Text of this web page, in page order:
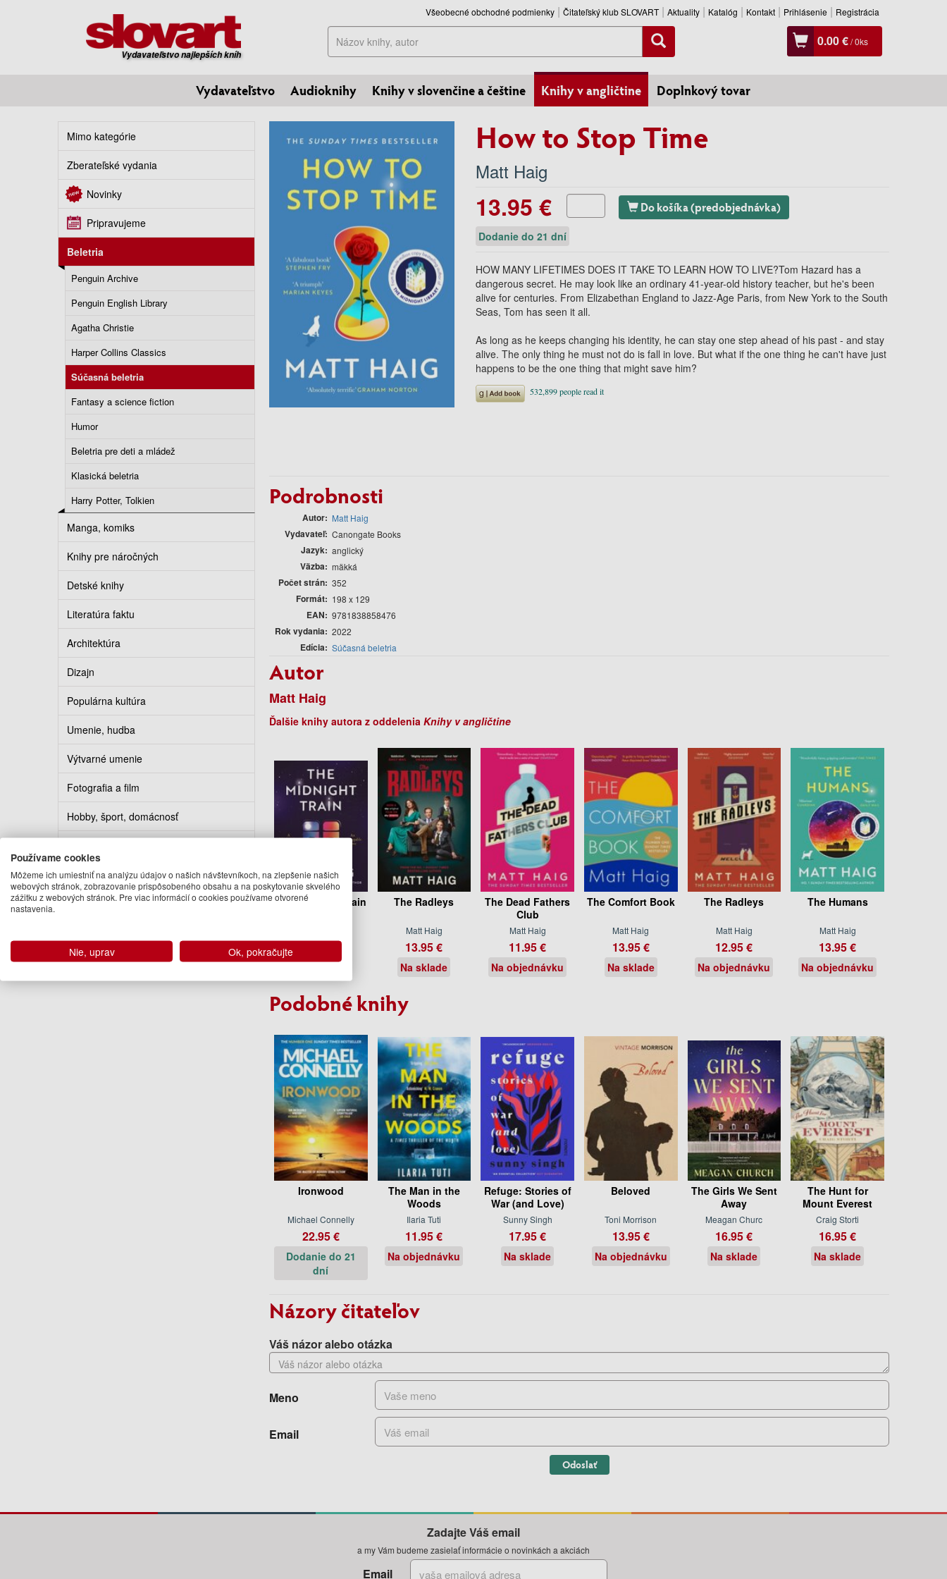
Vydavateľstvo najlepších kníh
Všeobecné obchodné podmienky Čitateľský klub SLOVART Aktuality Katalóg Kontakt Prihlásenie Registrácia
Hľadať 0.00 €/0ks
Vydavateľstvo Audioknihy Knihy v slovenčine a češtine Knihy v angličtine Doplnkový tovar
Mimo kategórie
Zberateľské vydania
Novinky
Pripravujeme
Beletria
Penguin Archive
Penguin English Library
Agatha Christie
Harper Collins Classics
Súčasná beletria
Fantasy a science fiction
Humor
Beletria pre deti a mládež
Klasická beletria
Harry Potter, Tolkien
Manga, komiks
Knihy pre náročných
Detské knihy
Literatúra faktu
Architektúra
Dizajn
Populárna kultúra
Umenie, hudba
Výtvarné umenie
Fotografia a film
Hobby, šport, domácnosť
Erotika
Kalendáre, diáre, pohľadnice
How to Stop Time
Matt Haig
13.95 € Do košíka (predobjednávka)
Dodanie do 21 dní
HOW MANY LIFETIMES DOES IT TAKE TO LEARN HOW TO LIVE?Tom Hazard has a
dangerous secret. He may look like an ordinary 41-year-old history teacher, but he's been
alive for centuries. From Elizabethan England to Jazz-Age Paris, from New York to the South
Seas, Tom has seen it all.
As long as he keeps changing his identity, he can stay one step ahead of his past - and stay
alive. The only thing he must not do is fall in love. But what if the one thing he can't have just
happens to be the one thing that might save him?
Podrobnosti
Autor Matt Haig
Vydavateľ Canongate Books
Jazyk anglický
Väzba mäkká
Počet strán 352
Formát 198 x 129
EAN 9781838858476
Rok vydania 2022
Edícia Súčasná beletria
Autor
Matt Haig
Ďalšie knihy autora z oddelenia Knihy v angličtine
The Midnight Train The Radleys
Matt Haig
13.95 €
Na sklade
The Dead Fathers
Club
Matt Haig
11.95 €
Na objednávku
The Comfort Book
Matt Haig
13.95 €
Na sklade
The Radleys
Matt Haig
12.95 €
Na objednávku
The Humans
Matt Haig
13.95 €
Na objednávku
Podobné knihy
Ironwood
Michael Connelly
22.95 €
Dodanie do 21
dní
The Man in the
Woods
Ilaria Tuti
11.95 €
Na objednávku
Refuge: Stories of
War (and Love)
Sunny Singh
17.95 €
Na sklade
Beloved
Toni Morrison
13.95 €
Na objednávku
The Girls We Sent
Away
Meagan Churc
16.95 €
Na sklade
The Hunt for
Mount Everest
Craig Storti
16.95 €
Na sklade
Názory čitateľov
Váš názor alebo otázka
Meno
Email
Odoslať
Zadajte Váš email
a my Vám budeme zasielať informácie o novinkách a akciách
Email
Používame cookies
Môžeme ich umiestniť na analýzu údajov o našich návštevníkoch, na zlepšenie našich
webových stránok, zobrazovanie prispôsobeného obsahu a na poskytovanie skvelého
zážitku z webových stránok. Pre viac informácií o cookies používame otvorené
nastavenia.
Nie, uprav Ok, pokračujte